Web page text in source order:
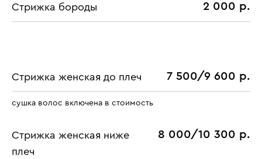
Стрижка бороды 2 000 р.
Стрижка женская до плеч 7 500/9 600 р.
сушка волос включена в стоимость
Стрижка женская ниже
плеч
8 000/10 300 р.